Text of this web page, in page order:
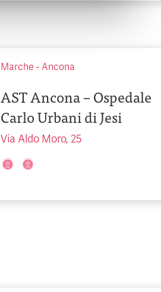
Marche - Ancona
AST Ancona – Ospedale
Carlo Urbani di Jesi
Via Aldo Moro, 25